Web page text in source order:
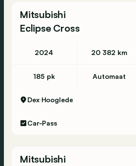
Mitsubishi
Eclipse Cross
2024 20 382 km
185 pk Automaat
Dex Hooglede
Car-Pass
Mitsubishi